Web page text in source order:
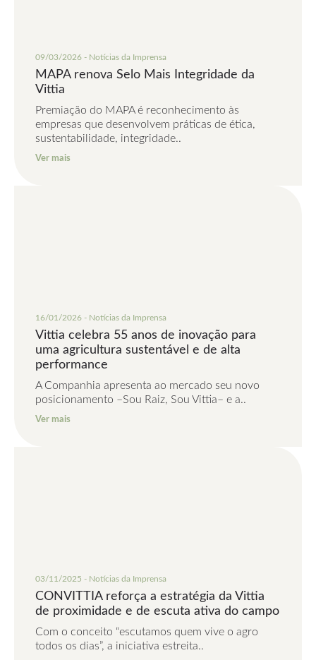
09/03/2026 - Notícias da Imprensa
MAPA renova Selo Mais Integridade da
Vittia
Premiação do MAPA é reconhecimento às
empresas que desenvolvem práticas de ética,
sustentabilidade, integridade..
Ver mais
16/01/2026 - Notícias da Imprensa
Vittia celebra 55 anos de inovação para
uma agricultura sustentável e de alta
performance
A Companhia apresenta ao mercado seu novo
posicionamento –Sou Raiz, Sou Vittia– e a..
Ver mais
03/11/2025 - Notícias da Imprensa
CONVITTIA reforça a estratégia da Vittia
de proximidade e de escuta ativa do campo
Com o conceito “escutamos quem vive o agro
todos os dias”, a iniciativa estreita..